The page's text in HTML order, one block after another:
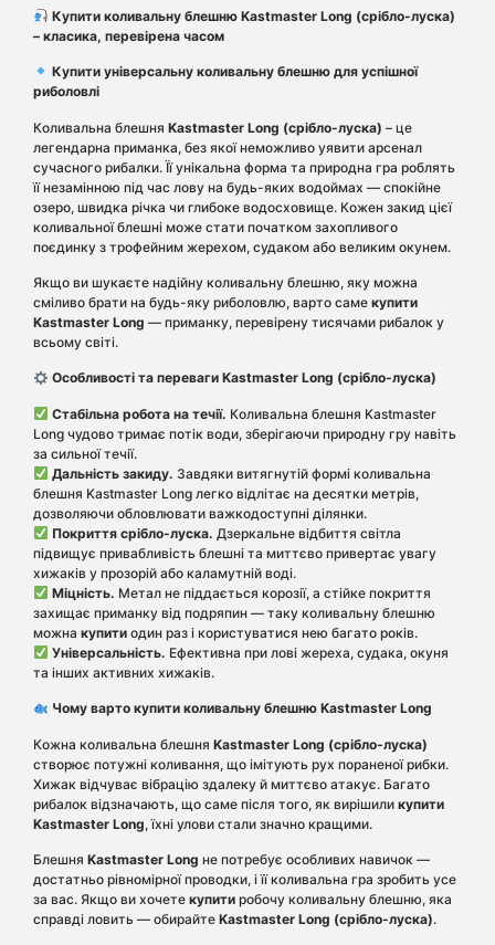
Купити коливальну блешню Kastmaster Long (срібло-луска)
– класика, перевірена часом
Купити універсальну коливальну блешню для успішної
риболовлі
Коливальна блешня Kastmaster Long (срібло-луска) – це
легендарна приманка, без якої неможливо уявити арсенал
сучасного рибалки. Її унікальна форма та природна гра роблять
її незамінною під час лову на будь-яких водоймах — спокійне
озеро, швидка річка чи глибоке водосховище. Кожен закид цієї
коливальної блешні може стати початком захопливого
поєдинку з трофейним жерехом, судаком або великим окунем.
Якщо ви шукаєте надійну коливальну блешню, яку можна
сміливо брати на будь-яку риболовлю, варто саме купити
Kastmaster Long — приманку, перевірену тисячами рибалок у
всьому світі.
Особливості та переваги Kastmaster Long (срібло-луска)
Стабільна робота на течії. Коливальна блешня Kastmaster
Long чудово тримає потік води, зберігаючи природну гру навіть
за сильної течії.
Дальність закиду. Завдяки витягнутій формі коливальна
блешня Kastmaster Long легко відлітає на десятки метрів,
дозволяючи обловлювати важкодоступні ділянки.
Покриття срібло-луска. Дзеркальне відбиття світла
підвищує привабливість блешні та миттєво привертає увагу
хижаків у прозорій або каламутній воді.
Міцність. Метал не піддається корозії, а стійке покриття
захищає приманку від подряпин — таку коливальну блешню
можна купити один раз і користуватися нею багато років.
Універсальність. Ефективна при лові жереха, судака, окуня
та інших активних хижаків.
Чому варто купити коливальну блешню Kastmaster Long
Кожна коливальна блешня Kastmaster Long (срібло-луска)
створює потужні коливання, що імітують рух пораненої рибки.
Хижак відчуває вібрацію здалеку й миттєво атакує. Багато
рибалок відзначають, що саме після того, як вирішили купити
Kastmaster Long, їхні улови стали значно кращими.
Блешня Kastmaster Long не потребує особливих навичок —
достатньо рівномірної проводки, і її коливальна гра зробить усе
за вас. Якщо ви хочете купити робочу коливальну блешню, яка
справді ловить — обирайте Kastmaster Long (срібло-луска).